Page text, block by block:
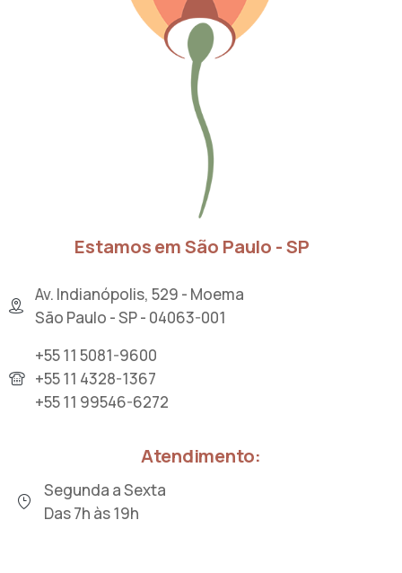
Estamos em São Paulo - SP
Av. Indianópolis, 529 - Moema
São Paulo - SP - 04063-001
+55 11 5081-9600
+55 11 4328-1367
+55 11 99546-6272
Atendimento:
Segunda a Sexta
Das 7h às 19h